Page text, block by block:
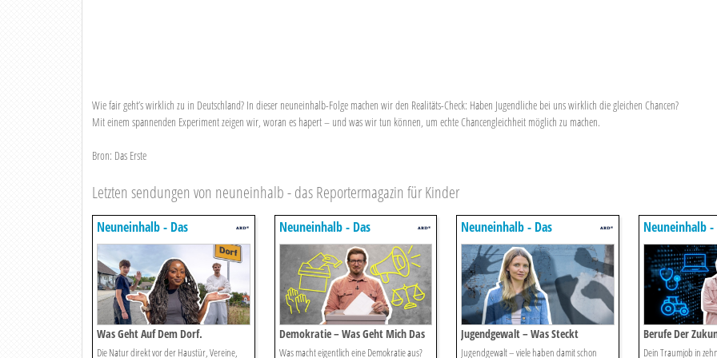
Wie fair geht’s wirklich zu in Deutschland? In dieser neuneinhalb-Folge machen wir den Realitäts-Check: Haben Jugendliche bei uns wirklich die gleichen Chancen?
Mit einem spannenden Experiment zeigen wir, woran es hapert – und was wir tun können, um echte Chancengleichheit möglich zu machen.
Bron: Das Erste
Letzten sendungen von neuneinhalb - das Reportermagazin für Kinder
Neuneinhalb - Das
Reportermagazin Für Kinder
Was Geht Auf Dem Dorf.
Die Natur direkt vor der Haustür, Vereine,
Neuneinhalb - Das
Reportermagazin Für Kinder
Demokratie – Was Geht Mich Das
An.
Was macht eigentlich eine Demokratie aus?
Neuneinhalb - Das
Reportermagazin Für Kinder
Jugendgewalt – Was Steckt
Dahinter.
Jugendgewalt – viele haben damit schon
Neuneinhalb -
Berufe Der
Dein Traumjob in